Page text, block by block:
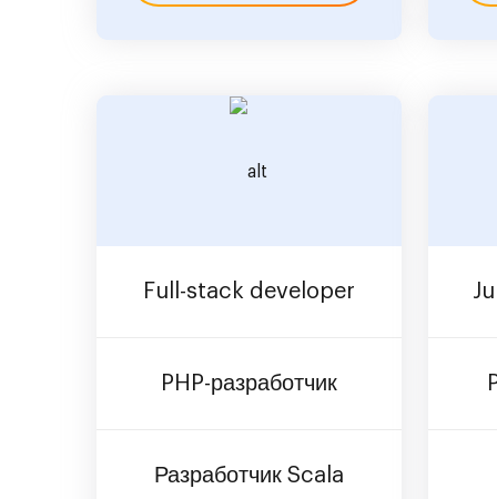
Full-stack developer
PHP-разработчик
Разработчик Scala